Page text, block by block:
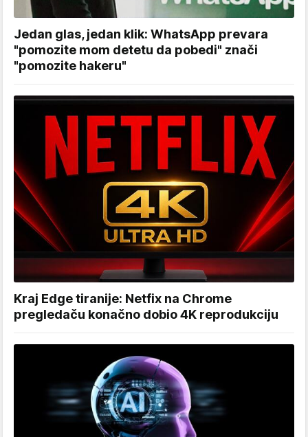
Jedan glas, jedan klik: WhatsApp prevara
"pomozite mom detetu da pobedi" znači
"pomozite hakeru"
Kraj Edge tiranije: Netfix na Chrome
pregledaču konačno dobio 4K reprodukciju